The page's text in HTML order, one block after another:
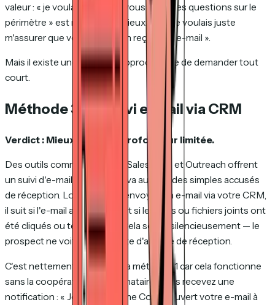
valeur : « je voulais vérifier si vous aviez des questions sur le
périmètre » est nettement mieux que « je voulais juste
m'assurer que vous aviez bien reçu mon e-mail ».
Mais il existe une meilleure approche que de demander tout
court.
Méthode 3 : Le suivi e-mail via CRM
Verdict : Mieux que rien. Profondeur limitée.
Des outils comme HubSpot, Salesforce et Outreach offrent
un suivi d'e-mails intégré qui va au-delà des simples accusés
de réception. Lorsque vous envoyez un e-mail via votre CRM,
il suit si l'e-mail a été ouvert et si les liens ou fichiers joints ont
été cliqués ou téléchargés. Cela se fait silencieusement — le
prospect ne voit aucune invite d'accusé de réception.
C'est nettement mieux que la méthode 1 car cela fonctionne
sans la coopération du destinataire. Vous recevez une
notification : « Jean chez Acme Corp a ouvert votre e-mail à